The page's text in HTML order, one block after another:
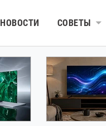
НОВОСТИ СОВЕТЫ